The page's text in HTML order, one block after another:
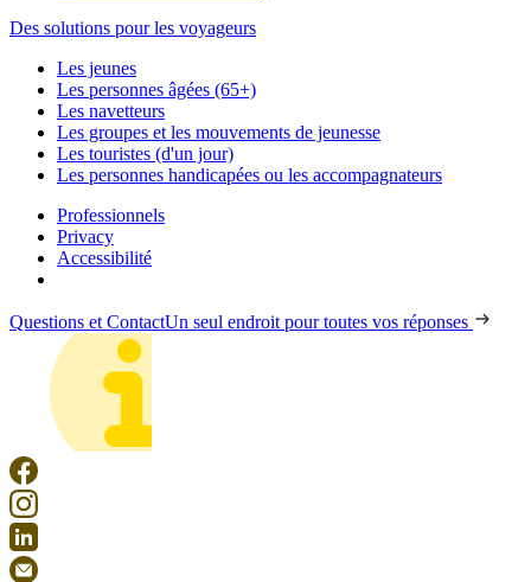
Des solutions pour les voyageurs
Les jeunes
Les personnes âgées (65+)
Les navetteurs
Les groupes et les mouvements de jeunesse
Les touristes (d'un jour)
Les personnes handicapées ou les accompagnateurs
Professionnels
Privacy
Accessibilité
Questions et ContactUn seul endroit pour toutes vos réponses